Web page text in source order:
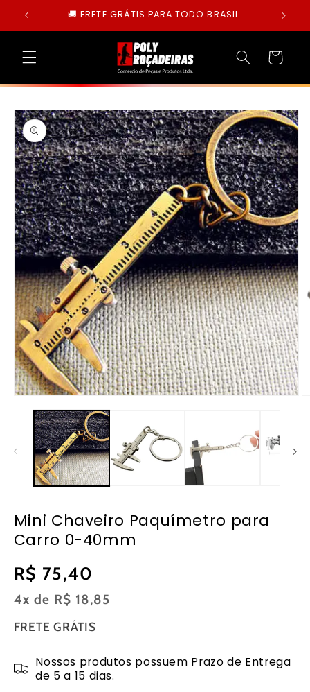
para o
conteúdo
🚚 FRETE GRÁTIS PARA TODO BRASIL
Carrinho
as
informações
do produto
mídia
janela
modal
Mini Chaveiro Paquímetro para
Carro 0-40mm
Preço
normal
R$ 75,40
4x de R$ 18,85
FRETE GRÁTIS
Nossos produtos possuem Prazo de Entrega
de 5 a 15 dias.